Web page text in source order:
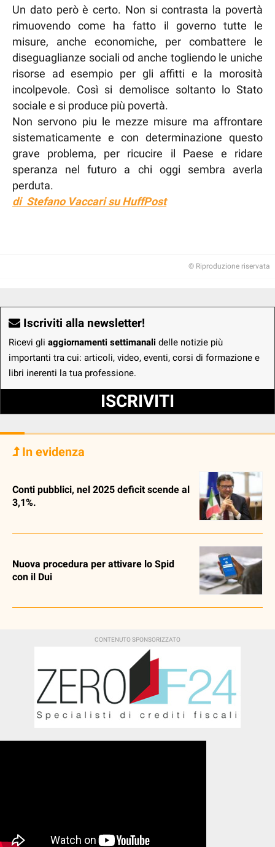
Un dato però è certo. Non si contrasta la povertà
rimuovendo come ha fatto il governo tutte le
misure, anche economiche, per combattere le
diseguaglianze sociali od anche togliendo le uniche
risorse ad esempio per gli affitti e la morosità
incolpevole. Così si demolisce soltanto lo Stato
sociale e si produce più povertà.
Non servono piu le mezze misure ma affrontare
sistematicamente e con determinazione questo
grave problema, per ricucire il Paese e ridare
speranza nel futuro a chi oggi sembra averla
perduta.
di Stefano Vaccari su HuffPost
© Riproduzione riservata
Iscriviti alla newsletter!
Ricevi gli aggiornamenti settimanali delle notizie più
importanti tra cui: articoli, video, eventi, corsi di formazione e
libri inerenti la tua professione.
ISCRIVITI
In evidenza
Conti pubblici, nel 2025 deficit scende al
3,1%.
Nuova procedura per attivare lo Spid
con il Dui